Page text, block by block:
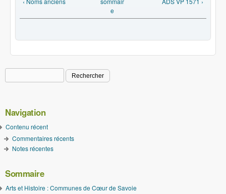
e
Formulaire de recherche
Navigation
Contenu récent
Commentaires récents
Notes récentes
Sommaire
Arts et Histoire : Communes de Cœur de Savoie